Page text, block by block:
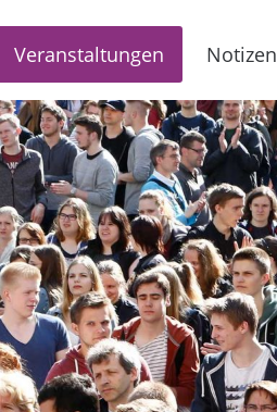
Veranstaltungen Notizen